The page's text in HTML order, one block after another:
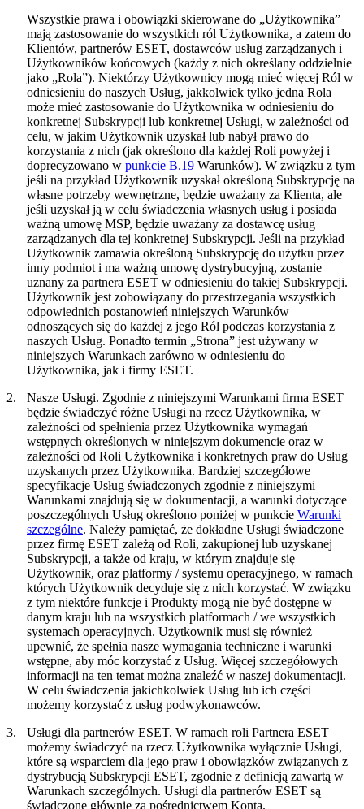
Wszystkie prawa i obowiązki skierowane do „Użytkownika”
mają zastosowanie do wszystkich ról Użytkownika, a zatem do
Klientów, partnerów ESET, dostawców usług zarządzanych i
Użytkowników końcowych (każdy z nich określany oddzielnie
jako „Rola”). Niektórzy Użytkownicy mogą mieć więcej Ról w
odniesieniu do naszych Usług, jakkolwiek tylko jedna Rola
może mieć zastosowanie do Użytkownika w odniesieniu do
konkretnej Subskrypcji lub konkretnej Usługi, w zależności od
celu, w jakim Użytkownik uzyskał lub nabył prawo do
korzystania z nich (jak określono dla każdej Roli powyżej i
doprecyzowano w punkcie B.19 Warunków). W związku z tym
jeśli na przykład Użytkownik uzyskał określoną Subskrypcję na
własne potrzeby wewnętrzne, będzie uważany za Klienta, ale
jeśli uzyskał ją w celu świadczenia własnych usług i posiada
ważną umowę MSP, będzie uważany za dostawcę usług
zarządzanych dla tej konkretnej Subskrypcji. Jeśli na przykład
Użytkownik zamawia określoną Subskrypcję do użytku przez
inny podmiot i ma ważną umowę dystrybucyjną, zostanie
uznany za partnera ESET w odniesieniu do takiej Subskrypcji.
Użytkownik jest zobowiązany do przestrzegania wszystkich
odpowiednich postanowień niniejszych Warunków
odnoszących się do każdej z jego Ról podczas korzystania z
naszych Usług. Ponadto termin „Strona” jest używany w
niniejszych Warunkach zarówno w odniesieniu do
Użytkownika, jak i firmy ESET.
2.
Nasze Usługi. Zgodnie z niniejszymi Warunkami firma ESET
będzie świadczyć różne Usługi na rzecz Użytkownika, w
zależności od spełnienia przez Użytkownika wymagań
wstępnych określonych w niniejszym dokumencie oraz w
zależności od Roli Użytkownika i konkretnych praw do Usług
uzyskanych przez Użytkownika. Bardziej szczegółowe
specyfikacje Usług świadczonych zgodnie z niniejszymi
Warunkami znajdują się w dokumentacji, a warunki dotyczące
poszczególnych Usług określono poniżej w punkcie Warunki
szczególne. Należy pamiętać, że dokładne Usługi świadczone
przez firmę ESET zależą od Roli, zakupionej lub uzyskanej
Subskrypcji, a także od kraju, w którym znajduje się
Użytkownik, oraz platformy / systemu operacyjnego, w ramach
których Użytkownik decyduje się z nich korzystać. W związku
z tym niektóre funkcje i Produkty mogą nie być dostępne w
danym kraju lub na wszystkich platformach / we wszystkich
systemach operacyjnych. Użytkownik musi się również
upewnić, że spełnia nasze wymagania techniczne i warunki
wstępne, aby móc korzystać z Usług. Więcej szczegółowych
informacji na ten temat można znaleźć w naszej dokumentacji.
W celu świadczenia jakichkolwiek Usług lub ich części
możemy korzystać z usług podwykonawców.
3.
Usługi dla partnerów ESET. W ramach roli Partnera ESET
możemy świadczyć na rzecz Użytkownika wyłącznie Usługi,
które są wsparciem dla jego praw i obowiązków związanych z
dystrybucją Subskrypcji ESET, zgodnie z definicją zawartą w
Warunkach szczególnych. Usługi dla partnerów ESET są
świadczone głównie za pośrednictwem Konta.